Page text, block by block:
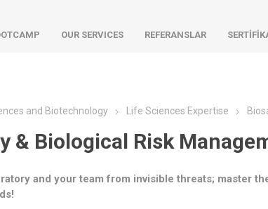
OUR SERVICES REFERANSLAR
and Biotechnology Life Sciences Expertise
& Biological Risk
and your team from invisible threats; master